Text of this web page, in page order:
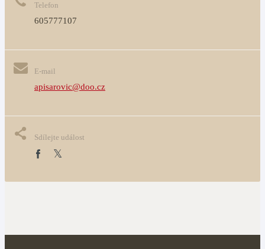
Telefon
605777107
E-mail
apisarovic@doo.cz
Sdílejte událost